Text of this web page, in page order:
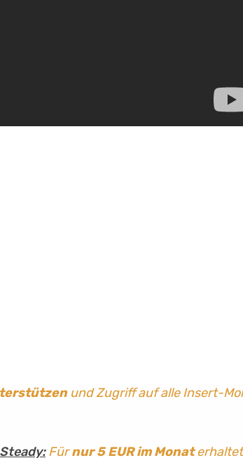
und Zugriff auf alle Insert-
Steady:Fürnur 5 EUR im Monaterhaltet